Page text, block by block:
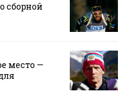
сборной
место —